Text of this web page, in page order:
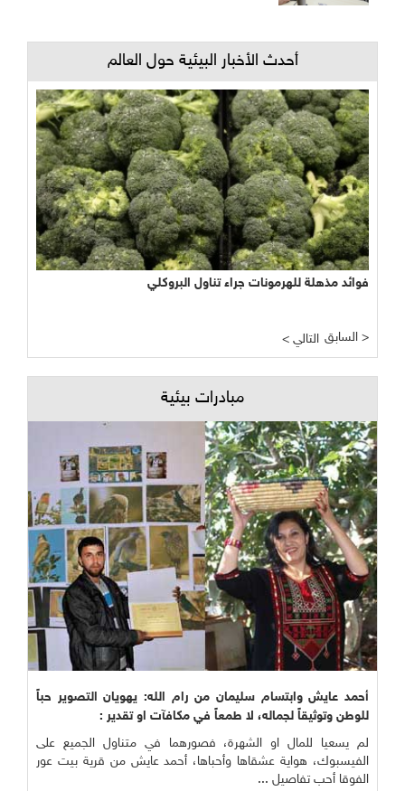
أحدث الأخبار البيئية حول العالم
فوائد مذهلة للهرمونات جراء تناول البروكلي
< التالي السابق >
مبادرات بيئية
أحمد عايش وابتسام سليمان من رام الله: يهويان التصوير حباً
للوطن وتوثيقاً لجماله، لا طمعاً في مكافآت او تقدير :
لم يسعيا للمال او الشهرة، فصورهما في متناول الجميع على
الفيسبوك، هواية عشقاها وأحباها، أحمد عايش من قرية بيت عور
الفوقا أحب تفاصيل ...